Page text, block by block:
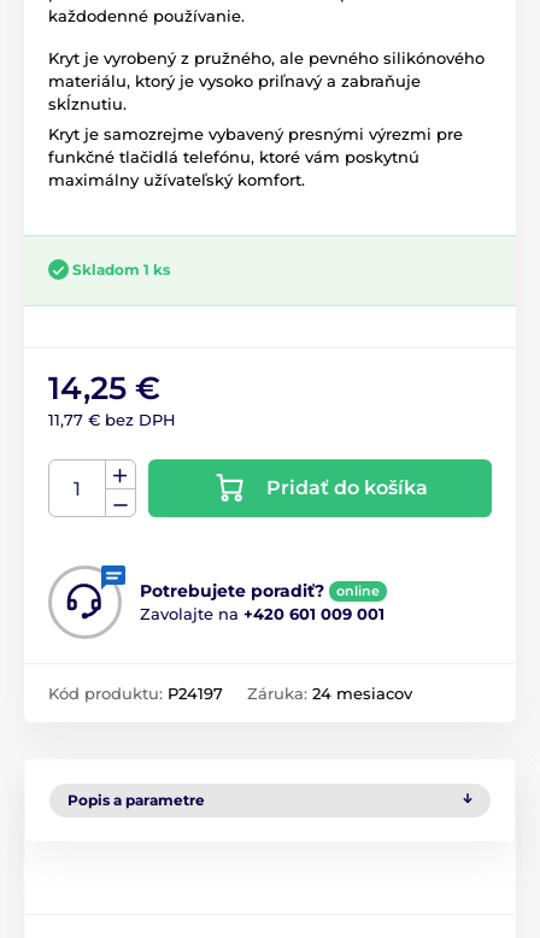
každodenné používanie.
Kryt je vyrobený z pružného, ale pevného silikónového
materiálu, ktorý je vysoko priľnavý a zabraňuje
skĺznutiu.
Kryt je samozrejme vybavený presnými výrezmi pre
funkčné tlačidlá telefónu, ktoré vám poskytnú
maximálny užívateľský komfort.
Skladom 1 ks
14,25 €
11,77 € bez DPH
Pridať do košíka
Potrebujete poradiť? online
Zavolajte na +420 601 009 001
Kód produktu: P24197 Záruka: 24 mesiacov
Popis a parametre